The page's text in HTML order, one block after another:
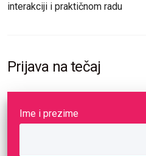
interakciji i praktičnom radu
Prijava na tečaj
Ime i prezime